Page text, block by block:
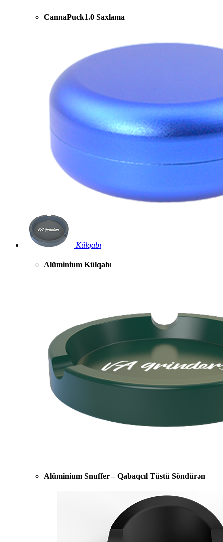
CannaPuck1.0 Saxlama
Külqabı
Alüminium Külqabı
Alüminium Snuffer – Qabaqcıl Tüstü Söndürən